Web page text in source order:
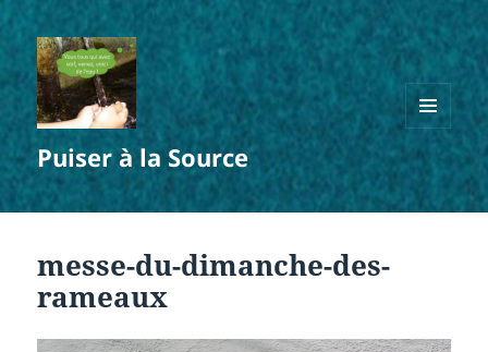
Puiser à la Source
MENU
ET
WIDGETS
messe-du-dimanche-des-
rameaux